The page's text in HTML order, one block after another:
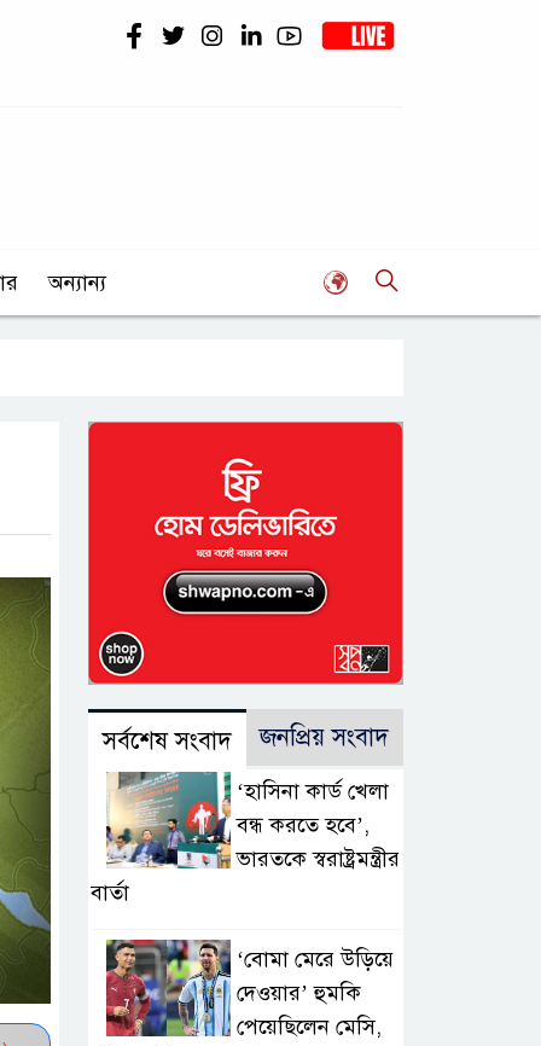
অন্যান্য
সর্বশেষ সংবাদ জনপ্রিয় সংবাদ
‘হাসিনা কার্ড খেলা
বন্ধ করতে হবে’,
ভারতকে স্বরাষ্ট্রমন্ত্রীর
বার্তা
‘বোমা মেরে উড়িয়ে
দেওয়ার’ হুমকি
পেয়েছিলেন মেসি,